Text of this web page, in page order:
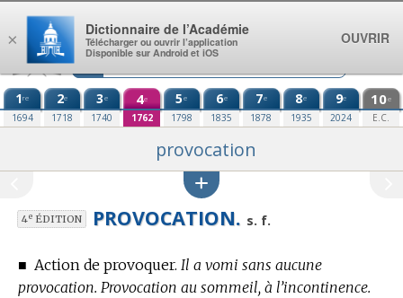
Aller au contenu
1re
1694
2e
1718
3e
1740
4e
1762
5e
1798
6e
1835
7e
1878
8e
1935
9e
2024
10e
E.C.
provocation
4eÉDITION PROVOCATION. s. f.
■ Action de provoquer. Il a vomi sans aucune
provocation. Provocation au sommeil, à l’incontinence.
×
Dictionnaire de l’Académie
Télécharger ou ouvrir l’application
Disponible sur Android et iOS
OUVRIR